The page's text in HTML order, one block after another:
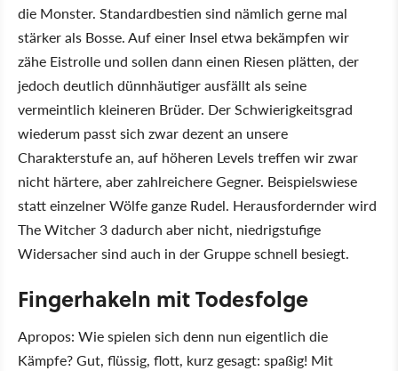
die Monster. Standardbestien sind nämlich gerne mal
stärker als Bosse. Auf einer Insel etwa bekämpfen wir
zähe Eistrolle und sollen dann einen Riesen plätten, der
jedoch deutlich dünnhäutiger ausfällt als seine
vermeintlich kleineren Brüder. Der Schwierigkeitsgrad
wiederum passt sich zwar dezent an unsere
Charakterstufe an, auf höheren Levels treffen wir zwar
nicht härtere, aber zahlreichere Gegner. Beispielswiese
statt einzelner Wölfe ganze Rudel. Herausfordernder wird
The Witcher 3 dadurch aber nicht, niedrigstufige
Widersacher sind auch in der Gruppe schnell besiegt.
Fingerhakeln mit Todesfolge
Apropos: Wie spielen sich denn nun eigentlich die
Kämpfe? Gut, flüssig, flott, kurz gesagt: spaßig! Mit